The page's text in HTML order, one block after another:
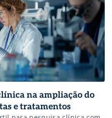
na ampliação do
e tratamentos